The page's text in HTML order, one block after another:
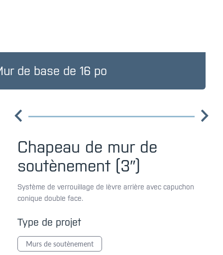
de base de 16 po
Chapeau de mur de
soutènement (3″)
Système de verrouillage de lèvre arrière avec capuchon
conique double face.
Type de projet
Murs de soutènement